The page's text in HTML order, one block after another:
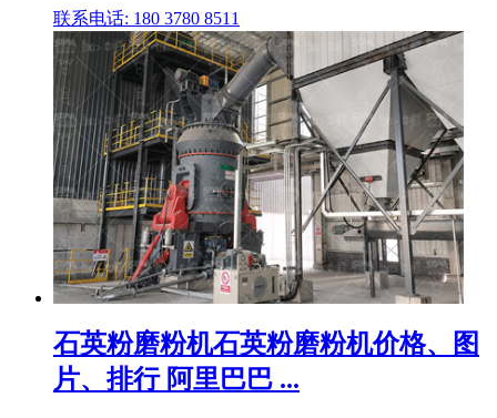
联系电话: 180 3780 8511
石英粉磨粉机石英粉磨粉机价格、图
片、排行 阿里巴巴 ...